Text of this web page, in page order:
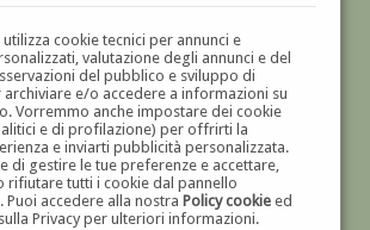
cookie tecnici per annunci e
valutazione degli annunci e del
del pubblico e sviluppo di
e/o accedere a informazioni su
Vorremmo anche impostare dei cookie
e di profilazione) per offrirti la
e inviarti pubblicità personalizzata.
di gestire le tue preferenze e accettare,
rifiutare tutti i cookie dal pannello
Puoi accedere alla nostra Policy cookieed
Privacy per ulteriori informazioni.
GALLERIAD'ARTE
E SCULTURE '800 E '900